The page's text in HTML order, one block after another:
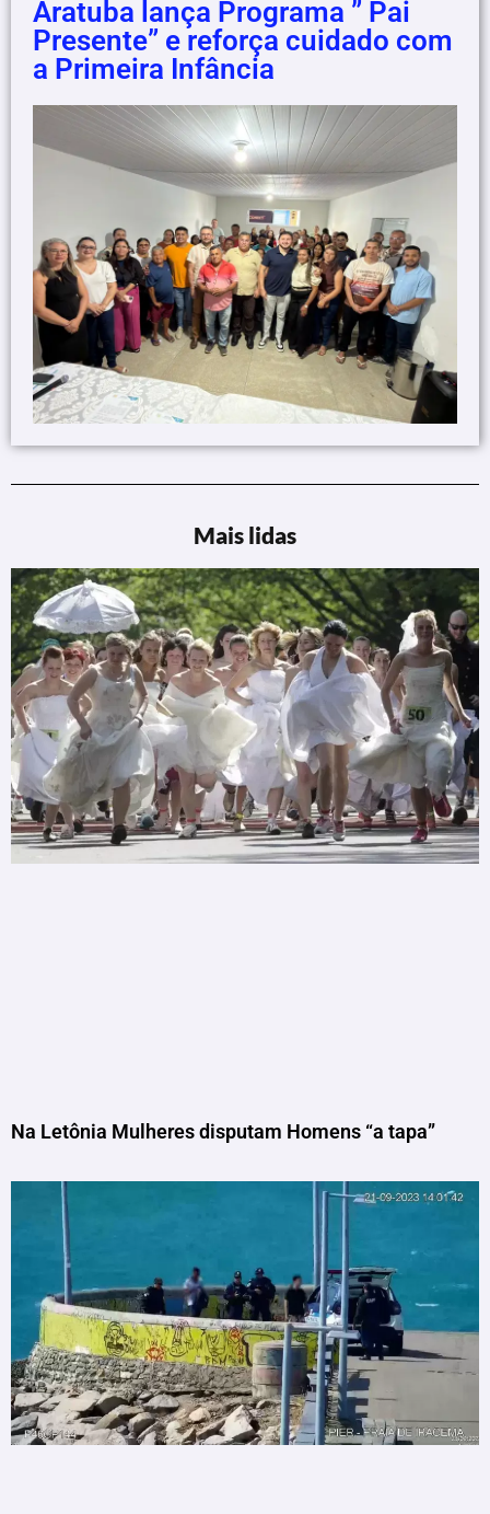
Aratuba lança Programa ” Pai
Presente” e reforça cuidado com
a Primeira Infância
Mais lidas
Na Letônia Mulheres disputam Homens “a tapa”